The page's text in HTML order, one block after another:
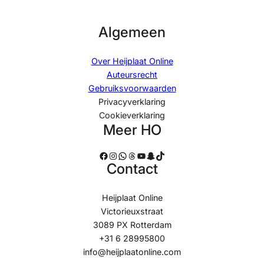
Algemeen
Over Heijplaat Online
Auteursrecht
Gebruiksvoorwaarden
Privacyverklaring
Cookieverklaring
Meer HO
Facebook Instagram WhatsApp Threads YouTube Snapchat TikTok
Contact
Heijplaat Online
Victorieuxstraat
3089 PX Rotterdam
+31 6 28995800
info@heijplaatonline.com